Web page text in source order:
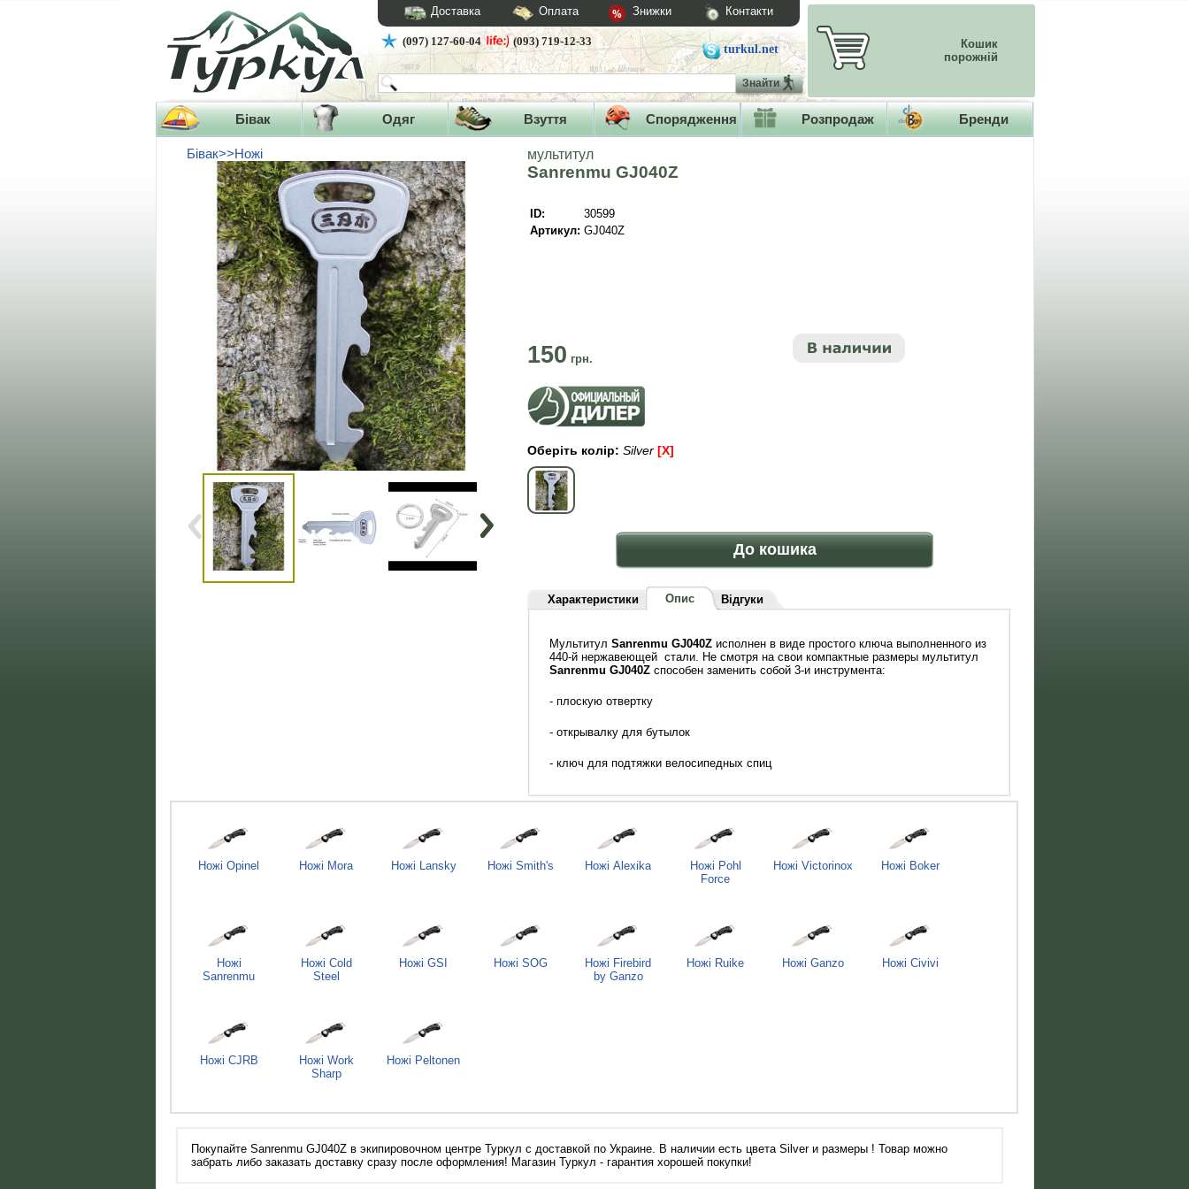
Доставка Оплата Знижки Контакти
(097) 127-60-04 (093) 719-12-33
turkul.net
Знайти
Кошик
порожній
Бівак Одяг Взуття Спорядження Розпродаж Бренди
Бівак>>Ножі мультитул
Sanrenmu GJ040Z
ID:
30599
Артикул: GJ040Z
150 грн.
Оберіть колір: Silver [x]
До кошика
Характеристики Опис Відгуки
Мультитул Sanrenmu GJ040Zисполнен в виде простого ключа выполненного из
440-й нержавеющей стали. Не смотря на свои компактные размеры мультитул
Sanrenmu GJ040Zспособен заменить собой 3-и инструмента:
- плоскую отвертку
- открывалку для бутылок
- ключ для подтяжки велосипедных спиц
Ножі Opinel Ножі Mora Ножі Lansky Ножі Smith's Ножі Alexika
Ножі Pohl
Force
Ножі Victorinox Ножі Boker
Ножі
Sanrenmu
Ножі Cold
Steel
Ножі GSI Ножі SOG
Ножі Firebird
by Ganzo
Ножі Ruike Ножі Ganzo Ножі Civivi
Ножі CJRB
Ножі Work
Sharp
Ножі Peltonen
Покупайте Sanrenmu GJ040Z в экипировочном центре Туркул с доставкой по Украине. В наличии есть цвета Silver и размеры ! Товар можно
забрать либо заказать доставку сразу после оформления! Магазин Туркул - гарантия хорошей покупки!